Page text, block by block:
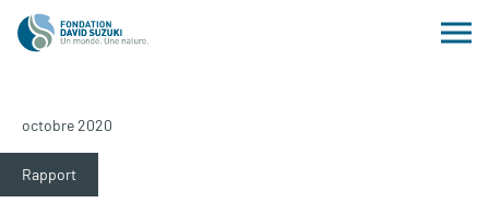
octobre 2020
Rapport